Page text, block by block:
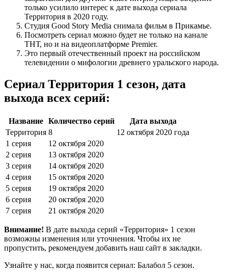
только усилило интерес к дате выхода сериала
Территория в 2020 году.
Студия Good Story Media снимала фильм в Прикамье.
Посмотреть сериал можно будет не только на канале
ТНТ, но и на видеоплатформе Premier.
Это первый отечественный проект на российском
телевидении о мифологии древнего уральского народа.
Сериал Территория 1 сезон, дата
выхода всех серий:
Название Количество серий
Дата выхода
Территория 8
12 октября 2020 года
1 серия
12 октября 2020
2 серия
13 октября 2020
3 серия
14 октября 2020
4 серия
15 октября 2020
5 серия
19 октября 2020
6 серия
20 октября 2020
7 серия
21 октября 2020
Внимание! В дате выхода серий «Территория» 1 сезон
возможны изменения или уточнения. Чтобы их не
пропустить, рекомендуем добавить наш сайт в закладки.
Узнайте у нас, когда появится сериал: Балабол 5 сезон.